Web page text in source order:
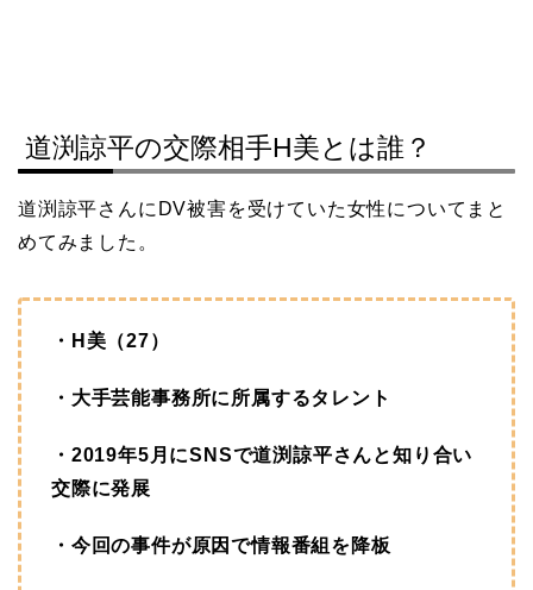
道渕諒平の交際相手H美とは誰？
道渕諒平さんにDV被害を受けていた女性についてまと
めてみました。
・H美（27）
・大手芸能事務所に所属するタレント
・2019年5月にSNSで道渕諒平さんと知り合い
交際に発展
・今回の事件が原因で情報番組を降板